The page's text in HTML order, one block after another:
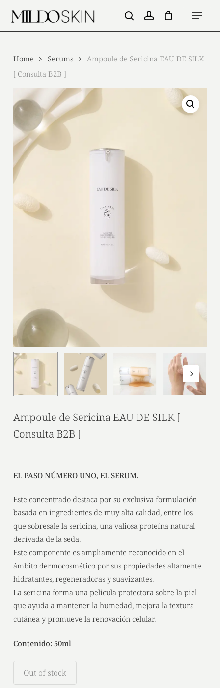
main
searchaccount
Menu
Home Serums
Ampoule de Sericina EAU DE SILK
[ Consulta B2B ]
Ampoule de Sericina EAU DE SILK [
Consulta B2B ]
EL PASO NÚMERO UNO, EL SERUM.
Este concentrado destaca por su exclusiva formulación
basada en ingredientes de muy alta calidad, entre los
que sobresale la sericina, una valiosa proteína natural
derivada de la seda.
Este componente es ampliamente reconocido en el
ámbito dermocosmético por sus propiedades altamente
hidratantes, regeneradoras y suavizantes.
La sericina forma una película protectora sobre la piel
que ayuda a mantener la humedad, mejora la textura
cutánea y promueve la renovación celular.
Contenido: 50ml
Out of stock